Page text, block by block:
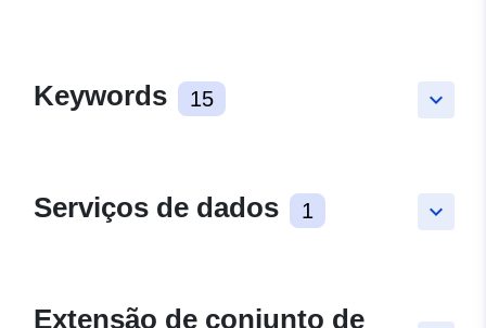
keyboard_arrow_down
Keywords 15
keyboard_arrow_down
Serviços de dados 1
Extensão de conjunto de